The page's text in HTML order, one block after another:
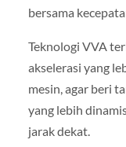
bersama
Teknologi VVA
akselerasi yang
mesin, agar beri
yang lebih
jarak dekat.